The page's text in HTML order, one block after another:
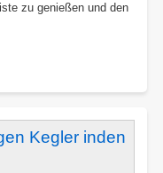
zu genießen und den
Kegler inden